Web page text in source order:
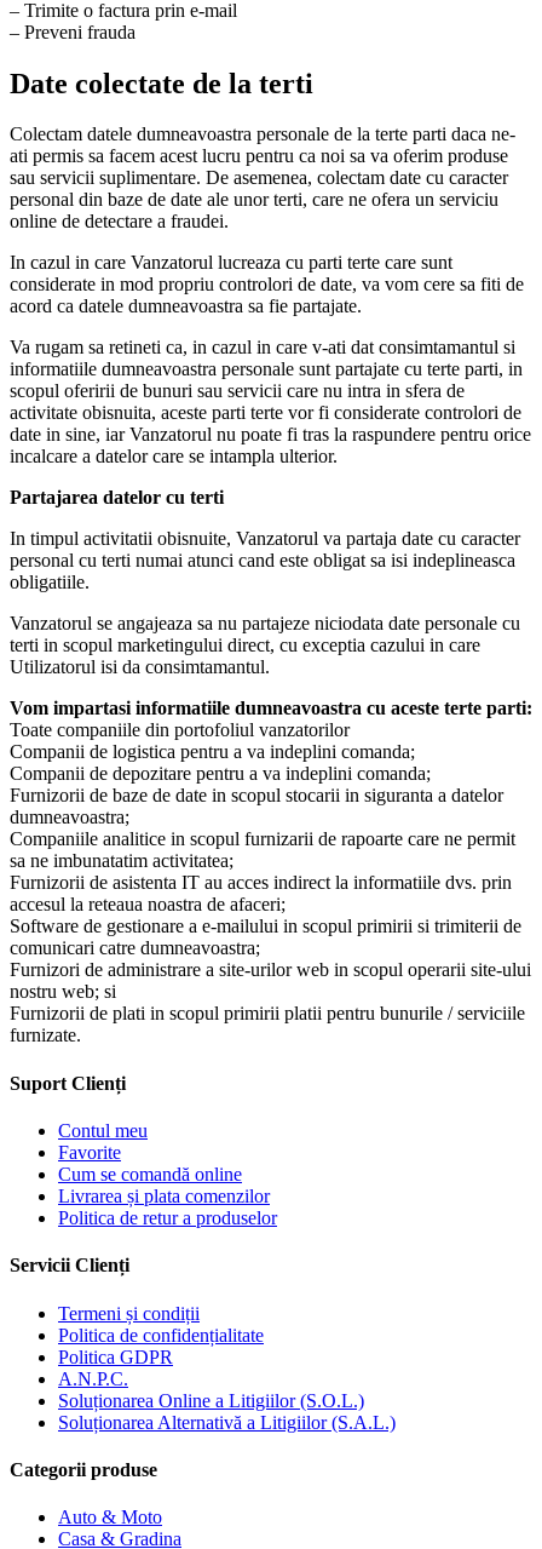
– Trimite o factura prin e-mail
– Preveni frauda
Date colectate de la terti
Colectam datele dumneavoastra personale de la terte parti daca ne-
ati permis sa facem acest lucru pentru ca noi sa va oferim produse
sau servicii suplimentare. De asemenea, colectam date cu caracter
personal din baze de date ale unor terti, care ne ofera un serviciu
online de detectare a fraudei.
In cazul in care Vanzatorul lucreaza cu parti terte care sunt
considerate in mod propriu controlori de date, va vom cere sa fiti de
acord ca datele dumneavoastra sa fie partajate.
Va rugam sa retineti ca, in cazul in care v-ati dat consimtamantul si
informatiile dumneavoastra personale sunt partajate cu terte parti, in
scopul oferirii de bunuri sau servicii care nu intra in sfera de
activitate obisnuita, aceste parti terte vor fi considerate controlori de
date in sine, iar Vanzatorul nu poate fi tras la raspundere pentru orice
incalcare a datelor care se intampla ulterior.
Partajarea datelor cu terti
In timpul activitatii obisnuite, Vanzatorul va partaja date cu caracter
personal cu terti numai atunci cand este obligat sa isi indeplineasca
obligatiile.
Vanzatorul se angajeaza sa nu partajeze niciodata date personale cu
terti in scopul marketingului direct, cu exceptia cazului in care
Utilizatorul isi da consimtamantul.
Vom impartasi informatiile dumneavoastra cu aceste terte parti:
Toate companiile din portofoliul vanzatorilor
Companii de logistica pentru a va indeplini comanda;
Companii de depozitare pentru a va indeplini comanda;
Furnizorii de baze de date in scopul stocarii in siguranta a datelor
dumneavoastra;
Companiile analitice in scopul furnizarii de rapoarte care ne permit
sa ne imbunatatim activitatea;
Furnizorii de asistenta IT au acces indirect la informatiile dvs. prin
accesul la reteaua noastra de afaceri;
Software de gestionare a e-mailului in scopul primirii si trimiterii de
comunicari catre dumneavoastra;
Furnizori de administrare a site-urilor web in scopul operarii site-ului
nostru web; si
Furnizorii de plati in scopul primirii platii pentru bunurile / serviciile
furnizate.
Suport Clienți
Contul meu
Favorite
Cum se comandă online
Livrarea și plata comenzilor
Politica de retur a produselor
Servicii Clienți
Termeni și condiții
Politica de confidențialitate
Politica GDPR
A.N.P.C.
Soluționarea Online a Litigiilor (S.O.L.)
Soluționarea Alternativă a Litigiilor (S.A.L.)
Categorii produse
Auto & Moto
Casa & Gradina